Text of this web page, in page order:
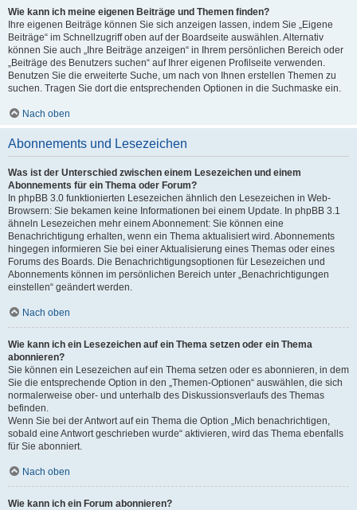
Wie kann ich meine eigenen Beiträge und Themen finden?
Ihre eigenen Beiträge können Sie sich anzeigen lassen, indem Sie „Eigene
Beiträge“ im Schnellzugriff oben auf der Boardseite auswählen. Alternativ
können Sie auch „Ihre Beiträge anzeigen“ in Ihrem persönlichen Bereich oder
„Beiträge des Benutzers suchen“ auf Ihrer eigenen Profilseite verwenden.
Benutzen Sie die erweiterte Suche, um nach von Ihnen erstellen Themen zu
suchen. Tragen Sie dort die entsprechenden Optionen in die Suchmaske ein.
Nach oben
Abonnements und Lesezeichen
Was ist der Unterschied zwischen einem Lesezeichen und einem
Abonnements für ein Thema oder Forum?
In phpBB 3.0 funktionierten Lesezeichen ähnlich den Lesezeichen in Web-
Browsern: Sie bekamen keine Informationen bei einem Update. In phpBB 3.1
ähneln Lesezeichen mehr einem Abonnement: Sie können eine
Benachrichtigung erhalten, wenn ein Thema aktualisiert wird. Abonnements
hingegen informieren Sie bei einer Aktualisierung eines Themas oder eines
Forums des Boards. Die Benachrichtigungsoptionen für Lesezeichen und
Abonnements können im persönlichen Bereich unter „Benachrichtigungen
einstellen“ geändert werden.
Nach oben
Wie kann ich ein Lesezeichen auf ein Thema setzen oder ein Thema
abonnieren?
Sie können ein Lesezeichen auf ein Thema setzen oder es abonnieren, in dem
Sie die entsprechende Option in den „Themen-Optionen“ auswählen, die sich
normalerweise ober- und unterhalb des Diskussionsverlaufs des Themas
befinden.
Wenn Sie bei der Antwort auf ein Thema die Option „Mich benachrichtigen,
sobald eine Antwort geschrieben wurde“ aktivieren, wird das Thema ebenfalls
für Sie abonniert.
Nach oben
Wie kann ich ein Forum abonnieren?